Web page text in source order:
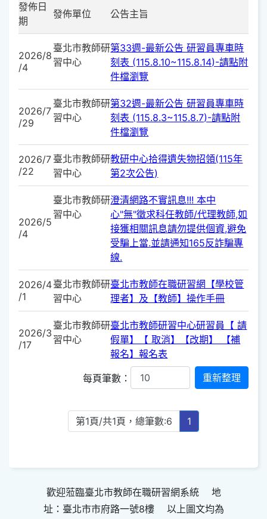
發佈日
期
發佈單位 公告主旨
2026/8
/4
臺北市教師研
習中心
第33週-最新公告 研習員專車時
刻表 (115.8.10~115.8.14)-請點附
件檔瀏覽
2026/7
/29
臺北市教師研
習中心
第32週-最新公告 研習員專車時
刻表 (115.8.3~115.8.7)-請點附
件檔瀏覽
2026/7
/22
臺北市教師研
習中心
教研中心拾得遺失物招領(115年
第2次公告)
2026/5
/4
臺北市教師研
習中心
澄清網路不實訊息!!! 本中
心"無"徵求科任教師/代理教師,如
接獲相關訊息請勿提供個資,避免
受騙上當.並請通知165反詐騙專
線.
2026/4
/1
臺北市教師研
習中心
臺北市教師在職研習網【學校管
理者】及【教師】操作手冊
2026/3
/17
臺北市教師研
習中心
臺北市教師研習中心研習員【 請
假單】【 取消】【改期】 【補
報名】報名表
每頁筆數：
第1頁/共1頁，總筆數:6 1
歡迎蒞臨臺北市教師在職研習網系統 地
址：臺北市市府路一號8樓 以上圖文均為